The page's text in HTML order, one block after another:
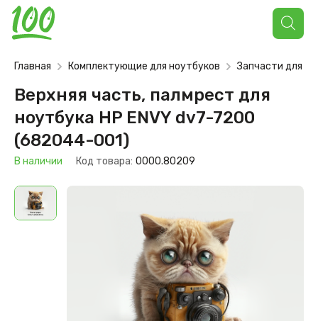
Поиск
товаров
Главная Комплектующие для ноутбуков Запчасти для
Верхняя часть, палмрест для
ноутбука HP ENVY dv7-7200
(682044-001)
В наличии Код товара: 0000.80209